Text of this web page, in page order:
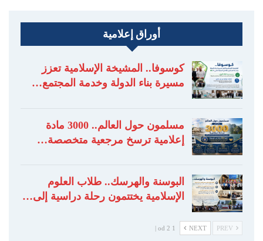
أوراق إعلامية
كوسوفا.. المشيخة الإسلامية تعزز
مسيرة بناء الدولة وخدمة المجتمع…
مسلمون حول العالم.. 3000 مادة
إعلامية ترسخ مرجعية متخصصة…
البوسنة والهرسك.. طلاب العلوم
الإسلامية يختتمون رحلة دراسية إلى…
NEXT
1 od 2 |